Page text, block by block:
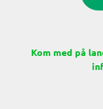
Kom med på